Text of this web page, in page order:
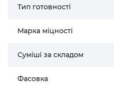
Тип готовності
Марка міцності
Суміші за складом
Фасовка